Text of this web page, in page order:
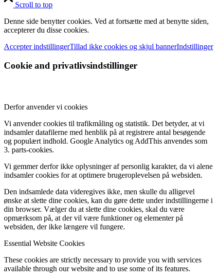
Scroll to top
Denne side benytter cookies. Ved at fortsætte med at benytte siden,
accepterer du disse cookies.
Accepter indstillingerTillad ikke cookies og skjul bannerIndstillinger
Cookie and privatlivsindstillinger
Derfor anvender vi cookies
Vi anvender cookies til trafikmåling og statistik. Det betyder, at vi
indsamler datafilerne med henblik på at registrere antal besøgende
og populært indhold. Google Analytics og AddThis anvendes som
3. parts-cookies.
Vi gemmer derfor ikke oplysninger af personlig karakter, da vi alene
indsamler cookies for at optimere brugeroplevelsen på websiden.
Den indsamlede data videregives ikke, men skulle du alligevel
ønske at slette dine cookies, kan du gøre dette under indstillingerne i
din browser. Vælger du at slette dine cookies, skal du være
opmærksom på, at der vil være funktioner og elementer på
websiden, der ikke længere vil fungere.
Essential Website Cookies
These cookies are strictly necessary to provide you with services
available through our website and to use some of its features.